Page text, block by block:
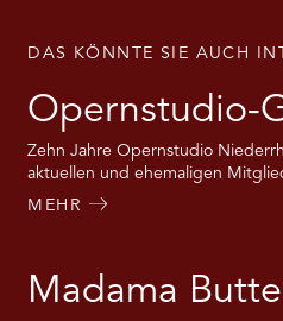
DAS KÖNNTE SIE AUCH
Opernstudio-
Zehn Jahre Opernstudio
aktuellen und ehemaligen
MEHR
Madama